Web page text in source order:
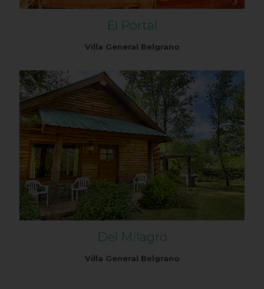
El Portal
Villa General Belgrano
Del Milagro
Villa General Belgrano